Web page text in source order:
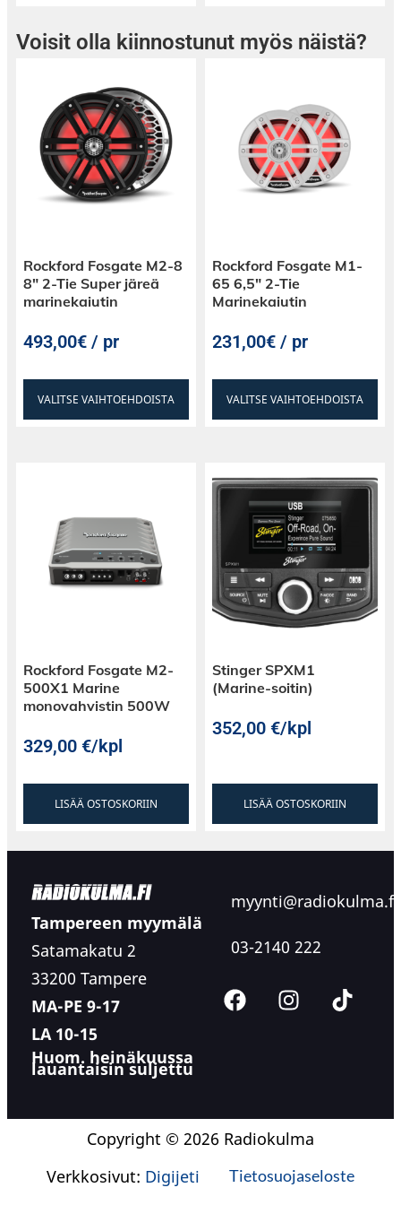
päivittäisessä käytössä, kun se on alttiina
elementeille.
Voisit olla kiinnostunut myös näistä?
Rockford Fosgate M2-8
8″ 2-Tie Super järeä
marinekaiutin
493,00€ / pr
VALITSE VAIHTOEHDOISTA
Rockford Fosgate M1-
65 6,5″ 2-Tie
Marinekaiutin
231,00€ / pr
VALITSE VAIHTOEHDOISTA
Rockford Fosgate M2-
500X1 Marine
monovahvistin 500W
329,00€/kpl
LISÄÄ OSTOSKORIIN
Stinger SPXM1
(Marine-soitin)
352,00€/kpl
LISÄÄ OSTOSKORIIN
Tampereen myymälä
Satamakatu 2
33200 Tampere
MA-PE 9-17
LA 10-15
Huom. heinäkuussa
lauantaisin suljettu
myynti@radiokulma.fi
03-2140 222
Copyright © 2026 Radiokulma
Verkkosivut: Digijeti Tietosuojaseloste